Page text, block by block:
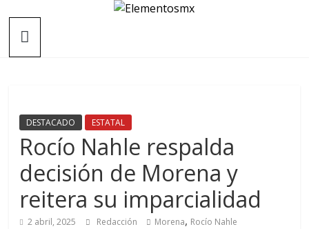
contenidoElementosmx
DESTACADO ESTATAL
Rocío Nahle respalda
decisión de Morena y
reitera su imparcialidad
2 abril, 2025 Redacción Morena, Rocío Nahle